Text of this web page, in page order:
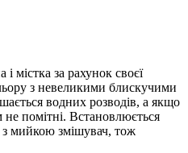
містка за рахунок своєї
з невеликими блискучими
водних розводів, а якщо
помітні. Встановлюється
з мийкою змішувач, тож